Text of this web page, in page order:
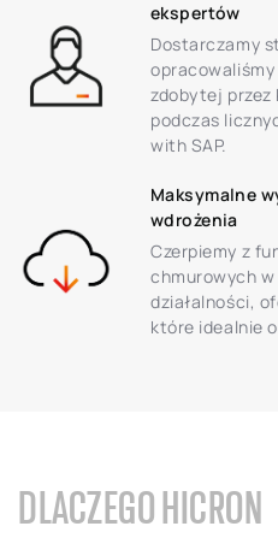
ekspertów
Dostarczamy
zdobytej
podczas
with SAP.
Maksymalne
wdrożenia
Czerpiemy z
chmurowych
działalności,
które idealnie
DLACZEGO HICRON